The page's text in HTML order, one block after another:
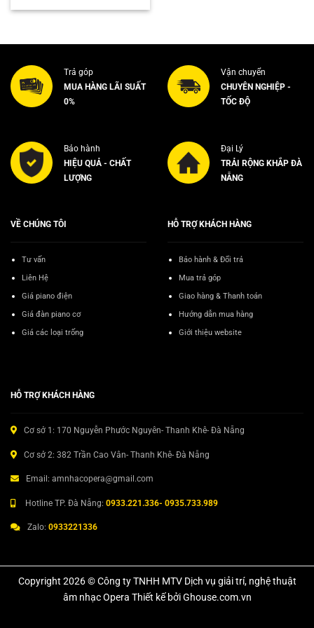
là:
tại
Trả góp
MUA HÀNG LÃI SUẤT
0%
Vận chuyển
CHUYÊN NGHIỆP -
TỐC ĐỘ
Bảo hành
HIỆU QUẢ - CHẤT
LƯỢNG
Đại Lý
TRẢI RỘNG KHẮP ĐÀ
NẴNG
VỀ CHÚNG TÔI
Tư vấn
Liên Hệ
Giá piano điện
Giá đàn piano cơ
Giá các loại trống
HỖ TRỢ KHÁCH HÀNG
Bảo hành & Đổi trả
Mua trả góp
Giao hàng & Thanh toán
Hướng dẫn mua hàng
Giới thiệu website
HỖ TRỢ KHÁCH HÀNG
Cơ sở 1: 170 Nguyễn Phước Nguyên- Thanh Khê- Đà Nẵng
Cơ sở 2: 382 Trần Cao Vân- Thanh Khê- Đà Nẵng
Email: amnhacopera@gmail.com
Hotline TP. Đà Nẵng: 0933.221.336- 0935.733.989
Zalo: 0933221336
Copyright 2026 © Công ty TNHH MTV Dịch vụ giải trí, nghệ thuật
âm nhạc Opera Thiết kế bởi Ghouse.com.vn